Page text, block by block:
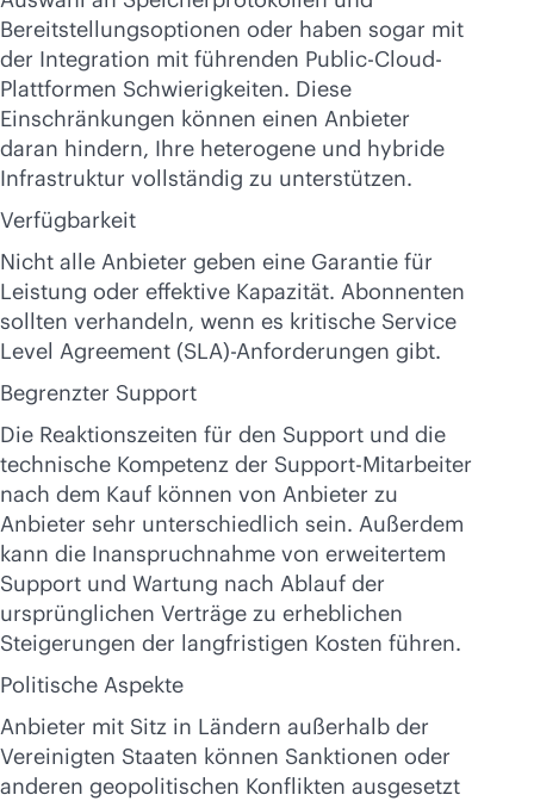
Bereitstellungsoptionen oder haben sogar mit
der Integration mit führenden Public-Cloud-
Plattformen Schwierigkeiten. Diese
Einschränkungen können einen Anbieter
daran hindern, Ihre heterogene und hybride
Infrastruktur vollständig zu unterstützen.
Verfügbarkeit
Nicht alle Anbieter geben eine Garantie für
Leistung oder effektive Kapazität. Abonnenten
sollten verhandeln, wenn es kritische Service
Level Agreement (SLA)-Anforderungen gibt.
Begrenzter Support
Die Reaktionszeiten für den Support und die
technische Kompetenz der Support-Mitarbeiter
nach dem Kauf können von Anbieter zu
Anbieter sehr unterschiedlich sein. Außerdem
kann die Inanspruchnahme von erweitertem
Support und Wartung nach Ablauf der
ursprünglichen Verträge zu erheblichen
Steigerungen der langfristigen Kosten führen.
Politische Aspekte
Anbieter mit Sitz in Ländern außerhalb der
Vereinigten Staaten können Sanktionen oder
anderen geopolitischen Konflikten ausgesetzt